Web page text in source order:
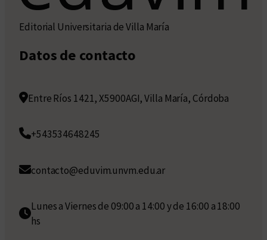
Editorial Universitaria de Villa María
Datos de contacto
Entre Ríos 1421, X5900AGI, Villa María, Córdoba
+543534648245
contacto@eduvim.unvm.edu.ar
Lunes a Viernes de 09:00 a 14:00 y de 16:00 a 18:00
hs